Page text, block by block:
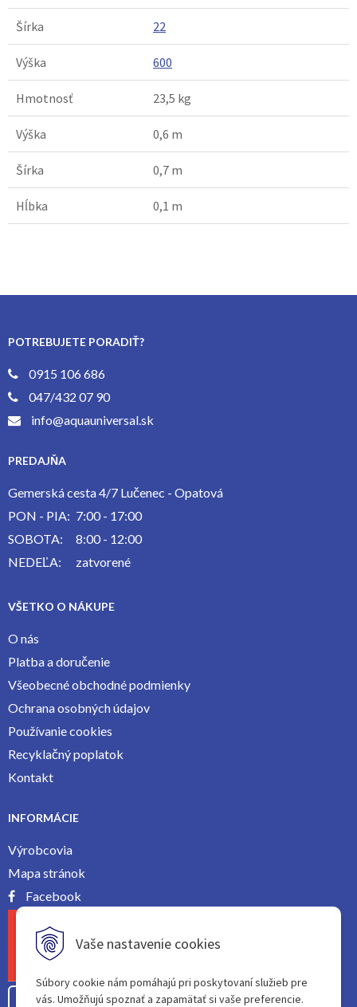
Vaše nastavenie cookies
Súbory cookie nám pomáhajú pri poskytovaní služieb pre
vás. Umožňujú spoznať a zapamätať si vaše preferencie.
Šírka 22
Výška 600
Hmotnosť 23,5 kg
Výška 0,6 m
Šírka 0,7 m
Hĺbka 0,1 m
POTREBUJETE PORADIŤ?
0915 106 686
047/432 07 90
info@aquauniversal.sk
PREDAJŇA
Gemerská cesta 4/7 Lučenec - Opatová
PON - PIA: 7:00 - 17:00
SOBOTA:
8:00 - 12:00
NEDEĽA:
zatvorené
VŠETKO O NÁKUPE
O nás
Platba a doručenie
Všeobecné obchodné podmienky
Ochrana osobných údajov
Používanie cookies
Recyklačný poplatok
Kontakt
INFORMÁCIE
Výrobcovia
Mapa stránok
Facebook